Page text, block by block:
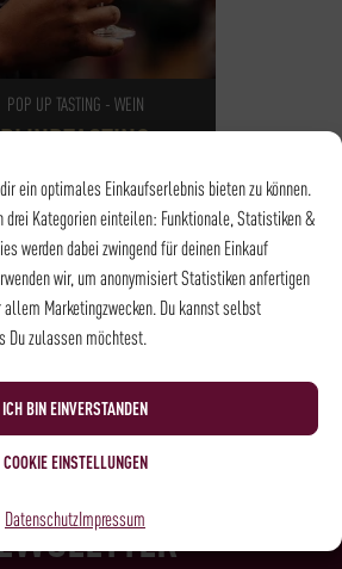
ein optimales Einkaufserlebnis bieten zu können.
drei Kategorien einteilen: Funktionale, Statistiken &
werden dabei zwingend für deinen Einkauf
wir, um anonymisiert Statistiken anfertigen
allem Marketingzwecken. Du kannst selbst
Du zulassen möchtest.
ICH BIN EINVERSTANDEN
COOKIE EINSTELLUNGEN
DatenschutzImpressum
POP UP TASTING - WEIN
BLINDTASTING
28PLÄTZE VERFÜGBAR
DATUM 17.09.2026
18:30 - 20:00